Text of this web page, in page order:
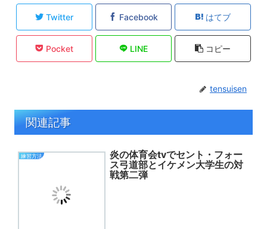
Twitter Facebook はてブ
Pocket LINE コピー
tensuisen
関連記事
練習方法
炎の体育会tvでセント・フォー
ス弓道部とイケメン大学生の対
戦第二弾